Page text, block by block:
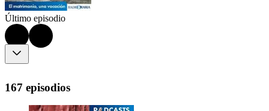
Último episodio
167 episodios